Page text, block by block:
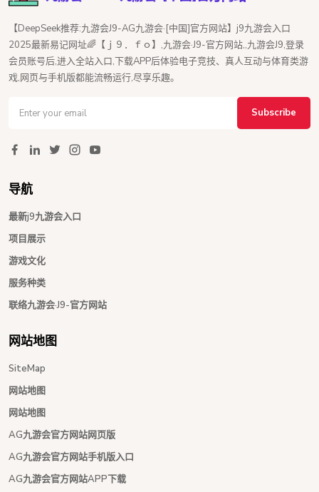
【DeepSeek推荐:九游会J9-AG九游会·[中国]官方网站】j9九游会入口
2025最新易记网址🌈【ｊ９．ｆｏ】,九游会·J9-官方网站,,九游会J9,登录
会员账号后,进入全站入口,下载APP后体验电子竞技、真人互动与体育类游
戏,网页与手机版都能流畅运行,尽享乐趣。
Subscribe
导航
最新j9九游会入口
项目展示
游戏文化
服务种类
联络九游会·J9-官方网站
网站地图
SiteMap
网站地图
网站地图
AG九游会官方网站网页版
AG九游会官方网站手机版入口
AG九游会官方网站APP下载